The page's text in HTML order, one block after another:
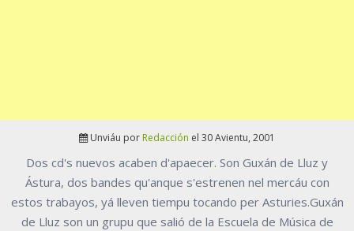
Unviáu por Redacción el 30 Avientu, 2001
Dos cd's nuevos acaben d'apaecer. Son Guxán de Lluz y
Ástura, dos bandes qu'anque s'estrenen nel mercáu con
estos trabayos, yá lleven tiempu tocando per Asturies.Guxán
de Lluz son un grupu que salió de la Escuela de Música de